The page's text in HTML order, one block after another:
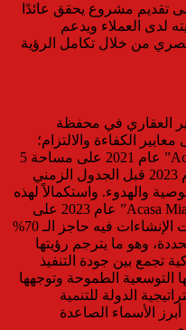
تقديم مشروع يحقق عائدًا
لدى العملاء ويدعم
من خلال تكامل الرؤية
العقاري في محفظة
الكفاءة والالتزام؛
فمنذ إطلاق مشروع “Acasa New Cairo” عام 2021 على مساحة 5
أفدنة، نجحت الشركة في تسليمه عام 2023 قبل الجدول الزمني
والهدوء. واستكمالاً لهذه
النجاحات، أطلقت الشركة مشروع “Acasa Mia” عام 2023 على
مساحة 10 أفدنة، حيث تخطت معدلات الإنشاءات فيه حاجز الـ 70%
وهو ما يترجم رؤيتها
تجمع بين جودة التنفيذ
التوسعية الطموحة وتوجهها
الدولة للتنمية
الأسماء الصاعدة